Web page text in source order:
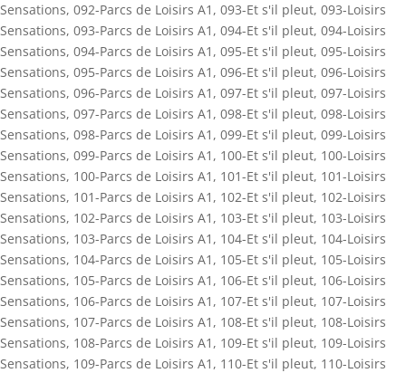
Sensations, 092-Parcs de Loisirs A1 , 093-Et s'il pleut, 093-Loisirs
Sensations, 093-Parcs de Loisirs A1 , 094-Et s'il pleut, 094-Loisirs
Sensations, 094-Parcs de Loisirs A1 , 095-Et s'il pleut, 095-Loisirs
Sensations, 095-Parcs de Loisirs A1 , 096-Et s'il pleut, 096-Loisirs
Sensations, 096-Parcs de Loisirs A1 , 097-Et s'il pleut, 097-Loisirs
Sensations, 097-Parcs de Loisirs A1 , 098-Et s'il pleut, 098-Loisirs
Sensations, 098-Parcs de Loisirs A1 , 099-Et s'il pleut, 099-Loisirs
Sensations, 099-Parcs de Loisirs A1 , 100-Et s'il pleut, 100-Loisirs
Sensations, 100-Parcs de Loisirs A1 , 101-Et s'il pleut, 101-Loisirs
Sensations, 101-Parcs de Loisirs A1 , 102-Et s'il pleut, 102-Loisirs
Sensations, 102-Parcs de Loisirs A1 , 103-Et s'il pleut, 103-Loisirs
Sensations, 103-Parcs de Loisirs A1 , 104-Et s'il pleut, 104-Loisirs
Sensations, 104-Parcs de Loisirs A1 , 105-Et s'il pleut, 105-Loisirs
Sensations, 105-Parcs de Loisirs A1 , 106-Et s'il pleut, 106-Loisirs
Sensations, 106-Parcs de Loisirs A1 , 107-Et s'il pleut, 107-Loisirs
Sensations, 107-Parcs de Loisirs A1 , 108-Et s'il pleut, 108-Loisirs
Sensations, 108-Parcs de Loisirs A1 , 109-Et s'il pleut, 109-Loisirs
Sensations, 109-Parcs de Loisirs A1 , 110-Et s'il pleut, 110-Loisirs